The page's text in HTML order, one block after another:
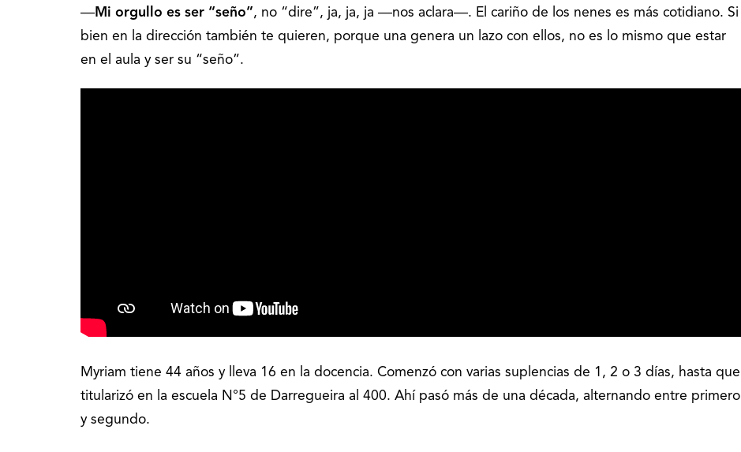
―Mi orgullo es ser “seño”, no “dire”, ja, ja, ja ―nos aclara―. El cariño de los nenes es más cotidiano. Si
bien en la dirección también te quieren, porque una genera un lazo con ellos, no es lo mismo que estar
en el aula y ser su “seño”.
Myriam tiene 44 años y lleva 16 en la docencia. Comenzó con varias suplencias de 1, 2 o 3 días, hasta que
titularizó en la escuela N°5 de Darregueira al 400. Ahí pasó más de una década, alternando entre primero
y segundo.